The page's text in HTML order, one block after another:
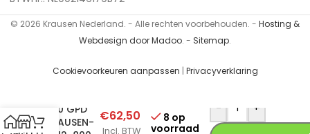
© 2026 Krausen Nederland. - Alle rechten voorbehouden. - Hosting &
Webdesign door Madoo. - Sitemap.
Cookievoorkeuren aanpassen | Privacyverklaring
800 GPD
KRAUSEN- €62,50
Incl. BTW
8 op
voorraad
- +